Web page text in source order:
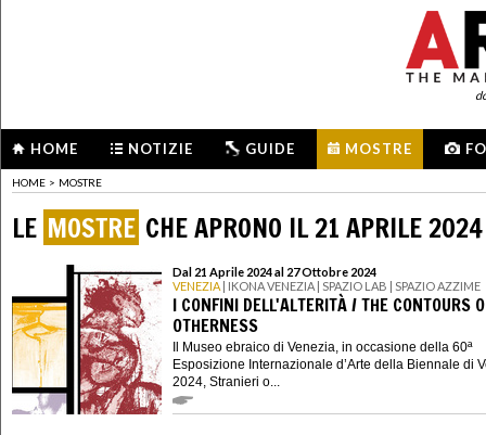
HOME NOTIZIE GUIDE MOSTRE
HOME > MOSTRE
LE MOSTRE CHE APRONO IL 21 APRILE 2024
Dal 21 Aprile 2024 al 27 Ottobre 2024
VENEZIA | IKONA VENEZIA | SPAZIO LAB | SPAZIO AZZIME
I CONFINI DELL'ALTERITÀ / THE CONTOURS
OTHERNESS
Il Museo ebraico di Venezia, in occasione della 60ª
Esposizione Internazionale d’Arte della Biennale di
2024, Stranieri o...